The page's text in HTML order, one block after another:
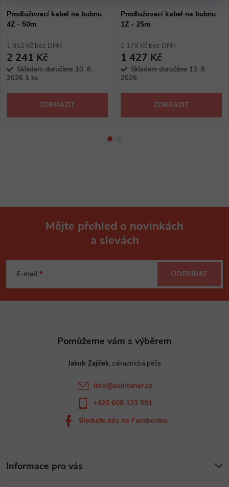
Prodlužovací kabel na bubnu
4Z - 50m
1 852 Kč bez DPH
2 241 Kč
Skladem doručíme 10. 8.
2026 1 ks
ZOBRAZIT
Prodlužovací kabel na bubnu
1Z - 25m
1 179 Kč bez DPH
1 427 Kč
Skladem doručíme 13. 8.
2026
ZOBRAZIT
p
Mějte přehled o novinkách
a slevách
E-mail ODEBÍRAT
Informace pro vás
Jakub Zajíček
info@acinterier.cz
+420 608 123 591
Sledujte nás na Facebooku